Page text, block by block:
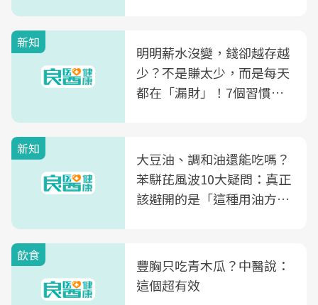
新知
明明薪水沒變，錢卻越存越
少？不是賺太少，而是每天
都在「漏財」！7個習慣一
新知
大豆油、調和油還能吃嗎？
苯駢芘風波10大疑問：真正
該避開的是「這種用油方
飲食
豐胸只吃青木瓜？中醫說：
這個超有效